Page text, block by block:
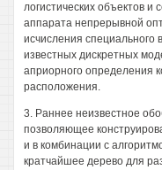
логистических объектов и
аппарата непрерывной
исчисления специального
известных дискретных
априорного определения
расположения.
3. Раннее неизвестное
позволяющее
и в комбинации с
кратчайшее дерево для